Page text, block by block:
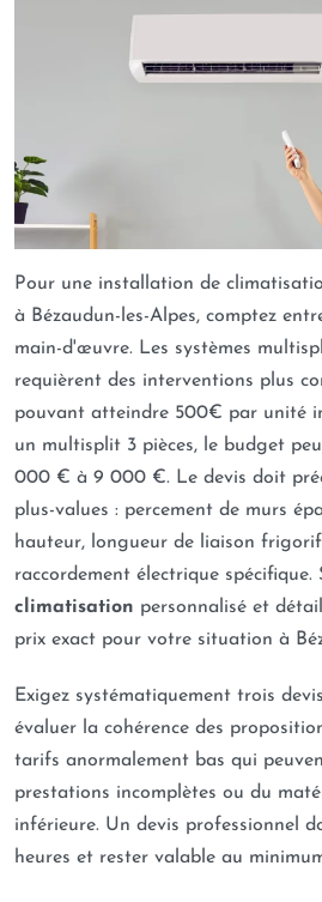
Pour une installation de
à Bézaudun-les-Alpes, comptez
main-d'œuvre. Les systèmes
requièrent des interventions plus
pouvant atteindre 500€ par unité
un multisplit 3 pièces, le budget
000 € à 9 000 €. Le devis doit
plus-values : percement de murs
hauteur, longueur de liaison
raccordement électrique spécifique.
climatisation personnalisé et
prix exact pour votre situation à
Exigez systématiquement trois
évaluer la cohérence des
tarifs anormalement bas qui
prestations incomplètes ou du
inférieure. Un devis professionnel
heures et rester valable au